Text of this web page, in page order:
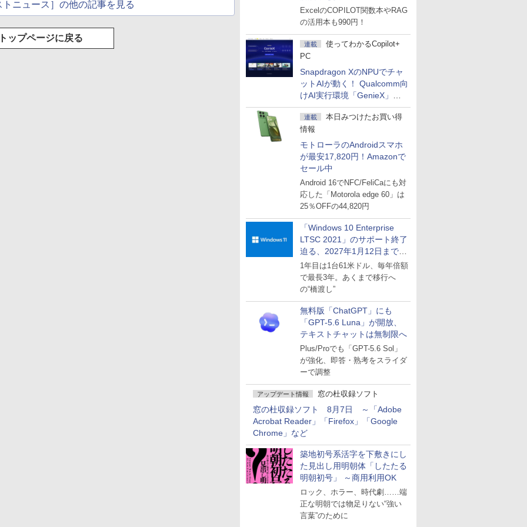
マーセール」第2弾開始！
ExcelのCOPILOT関数本やRAG
の活用本も990円！
連載
使ってわかるCopilot+
PC
Snapdragon XのNPUでチャ
ットAIが動く！ Qualcomm向
けAI実行環境「GenieX」を
試してみた
連載
本日みつけたお買い得
情報
モトローラのAndroidスマホ
が最安17,820円！Amazonで
セール中
Android 16でNFC/FeliCaにも対
応した「Motorola edge 60」は
25％OFFの44,820円
「Windows 10 Enterprise
LTSC 2021」のサポート終了
迫る、2027年1月12日まで
～ESUは9月1日から販売
1年目は1台61米ドル、毎年倍額
で最長3年。あくまで移行へ
の“橋渡し”
無料版「ChatGPT」にも
「GPT-5.6 Luna」が開放、
テキストチャットは無制限へ
Plus/Proでも「GPT-5.6 Sol」
が強化、即答・熟考をスライダ
ーで調整
アップデート情報 窓の杜収録ソフト
窓の杜収録ソフト 8月7日 ～「Adobe
Acrobat Reader」「Firefox」「Google
Chrome」など
築地初号系活字を下敷きにし
た見出し用明朝体「したたる
明朝初号」 ～商用利用OK
ロック、ホラー、時代劇……端
正な明朝では物足りない“強い
言葉”のために
トニュース］の他の記事を見る
トップページに戻る